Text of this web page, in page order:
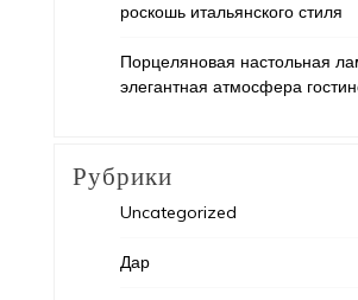
роскошь итальянского стиля
Порцеляновая настольная
элегантная атмосфера
Рубрики
Uncategorized
Дар